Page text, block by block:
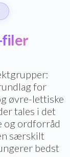
filer
for
øvre-lettiske
tales i det
og ordforråd
særskilt
bedst